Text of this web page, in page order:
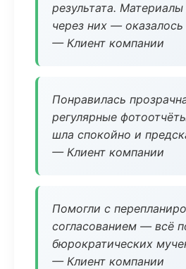
результата. Материалы
через них — оказалось
— Клиент компании
Понравилась
регулярные
шла спокойно и
— Клиент компании
Помогли с
согласованием — всё
бюрократических
— Клиент компании